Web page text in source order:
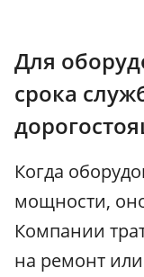
Для
срока
Когда
мощности,
Компании
на ремонт